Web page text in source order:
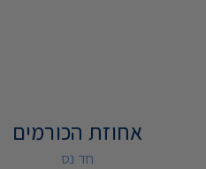
אחוזת הכורמים
חד נס